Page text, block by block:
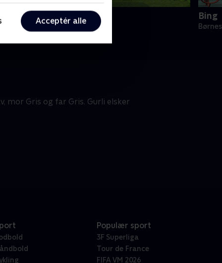
Acceptér alle
Cocomelon
• 1 sæsoner
Bing
mor Gris og far Gris. Gurli elsker
Populær sport
3F Superliga
Tour de France
FIFA VM 2026